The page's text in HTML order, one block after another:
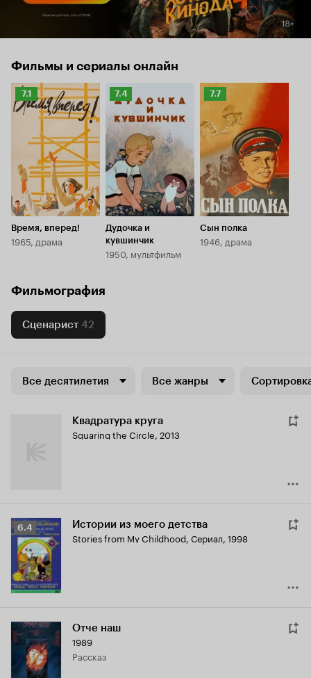
Фильмы и сериалы онлайн
Рейтинг
Кинопоиска
7.1
Время, вперед!
1965, драма
Рейтинг
Кинопоиска
7.4
7.4
Дудочка и
кувшинчик
1950, мультфильм
Рейтинг
Кинопоиска
7.7
7.7
Сын полка
1946, драма
Фильмография
Сценарист 42
Все десятилетия Все жанры
Квадратура круга
Squaring the Circle, 2013
Рейтинг
Кинопоиска
6.4
6.4 Истории из моего детства
Stories from My Childhood, Сериал, 1998
Отче наш
1989
рассказ